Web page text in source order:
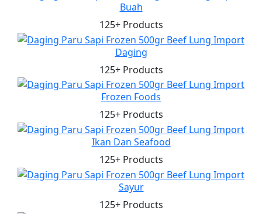
Buah
125+ Products
Daging
125+ Products
Frozen Foods
125+ Products
Ikan Dan Seafood
125+ Products
Sayur
125+ Products